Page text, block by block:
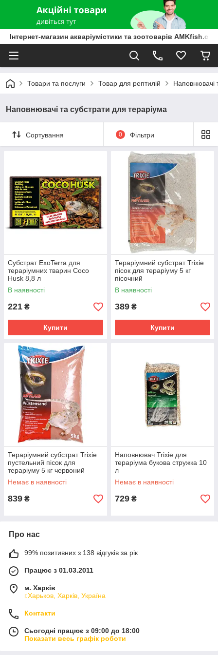
Інтернет-магазин акваріумістики та зоотоварів AMKfish.com
Товари та послуги Товар для рептилій Наповнювачі
Наповнювачі та субстрати для тераріума
Сортування 0 Фільтри
Субстрат ExoTerra для
тераріумних тварин Coco
Husk 8,8 л
В наявності
221 ₴
Купити
Тераріумний субстрат Trixie
пісок для тераріуму 5 кг
пісочний
В наявності
389 ₴
Купити
Тераріумний субстрат Trixie
пустельний пісок для
тераріуму 5 кг червоний
Немає в наявності
839 ₴
Наповнювач Trixie для
тераріума букова стружка 10
л
Немає в наявності
729 ₴
Про нас
99% позитивних з 138 відгуків за рік
Працює з 01.03.2011
м. Харків
г.Харьков, Харків, Україна
Контакти
Сьогодні працює з 09:00 до 18:00
Показати весь графік роботи